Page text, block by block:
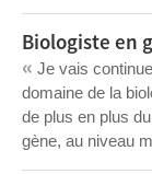
Biologiste en
« Je vais
domaine de la
de plus en plus
gène, au niveau